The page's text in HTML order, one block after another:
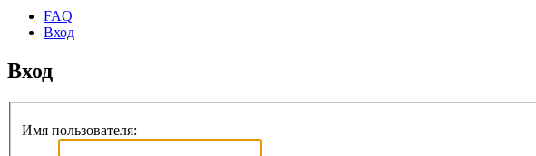
FAQ
Вход
Вход
Имя пользователя: